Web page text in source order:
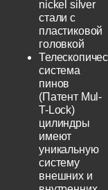
nickel silver
стали с
пластиковой
головкой
система
пинов
(Патент Mul-
T-Lock)
цилиндры
имеют
уникальную
систему
внешних и